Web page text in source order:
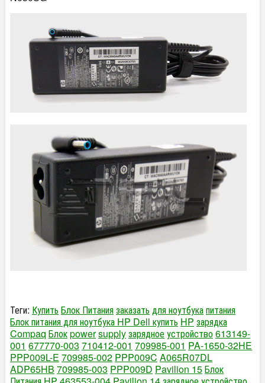
Теги: Купить Блок Питаниязаказать для ноутбукапитания
Блок питания для ноутбука HP Dell купить HP зарядка
Compaq Блокpowersupplyзарядноеустройство613149-
001 677770-003 710412-001 709985-001 PA-1650-32HE
PPP009L-E 709985-002 PPP009C A065R07DL
ADP65HB 709985-003 PPP009D Pavilion 15Блок